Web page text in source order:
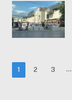
1 2 3 …